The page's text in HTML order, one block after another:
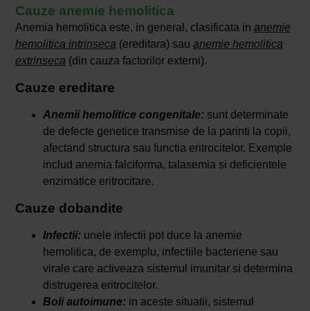
Cauze anemie hemolitica
Anemia hemolitica este, in general, clasificata in anemie
hemolitica intrinseca (ereditara) sau anemie hemolitica
extrinseca (din cauza factorilor externi).
Cauze ereditare
Anemii hemolitice congenitale:sunt determinate
de defecte genetice transmise de la parinti la copii,
afectand structura sau functia eritrocitelor. Exemple
includ anemia falciforma, talasemia si deficientele
enzimatice eritrocitare.
Cauze dobandite
Infectii:unele infectii pot duce la anemie
hemolitica, de exemplu, infectiile bacteriene sau
virale care activeaza sistemul imunitar si determina
distrugerea eritrocitelor.
Boli autoimune:in aceste situatii, sistemul